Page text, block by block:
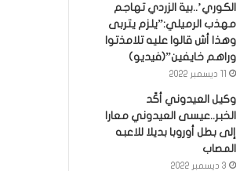
الكوري’..بية الزردي تهاجم
مهذب الرميلي:”يلزم يتربى
وهذا أش قالوا عليه تلامذتوا
وراهم خايفين”(فيديو)
وكيل العيدوني أكّد
الخبر..عيسى العيدوني معارا
إلى بطل أوروبا بديلا للاعبه
المصاب
3 ديسمبر 2022